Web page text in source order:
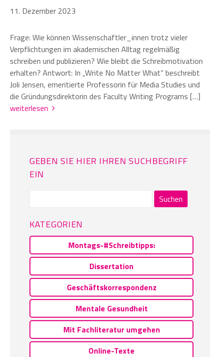
11. Dezember 2023
Frage: Wie können Wissenschaftler_innen trotz vieler
Verpflichtungen im akademischen Alltag regelmäßig
schreiben und publizieren? Wie bleibt die Schreibmotivation
erhalten? Antwort: In „Write No Matter What“ beschreibt
Joli Jensen, emeritierte Professorin für Media Studies und
die Gründungsdirektorin des Faculty Writing Programs […]
weiterlesen
GEBEN SIE HIER IHREN SUCHBEGRIFF
EIN
KATEGORIEN
Montags-#Schreibtipps:
Dissertation
Geschäftskorrespondenz
Mentale Gesundheit
Mit Fachliteratur umgehen
Online-Texte